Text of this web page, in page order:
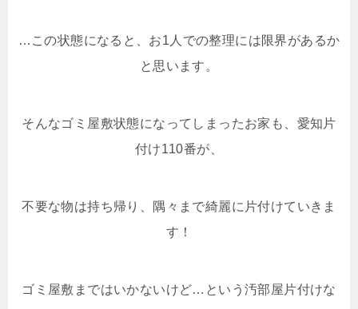
…この状態になると、お1人での整理には限界があるか
と思います。
そんなゴミ屋敷状態になってしまったお家も、愛知片
付け110番が、
不要な物は持ち帰り、隅々まで綺麗に片付けていきま
す！
ゴミ屋敷まではいかないけど…という汚部屋片付けな